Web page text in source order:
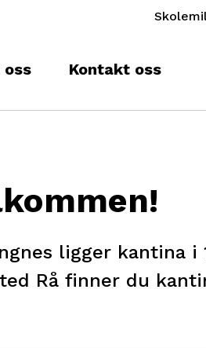
oss Kontakt oss
ligger kantina i
Rå finner du